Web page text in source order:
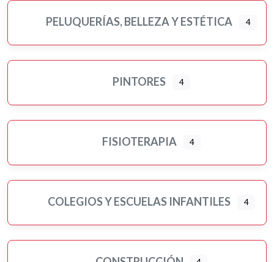
PELUQUERÍAS, BELLEZA Y ESTÉTICA 4
PINTORES 4
FISIOTERAPIA 4
COLEGIOS Y ESCUELAS INFANTILES 4